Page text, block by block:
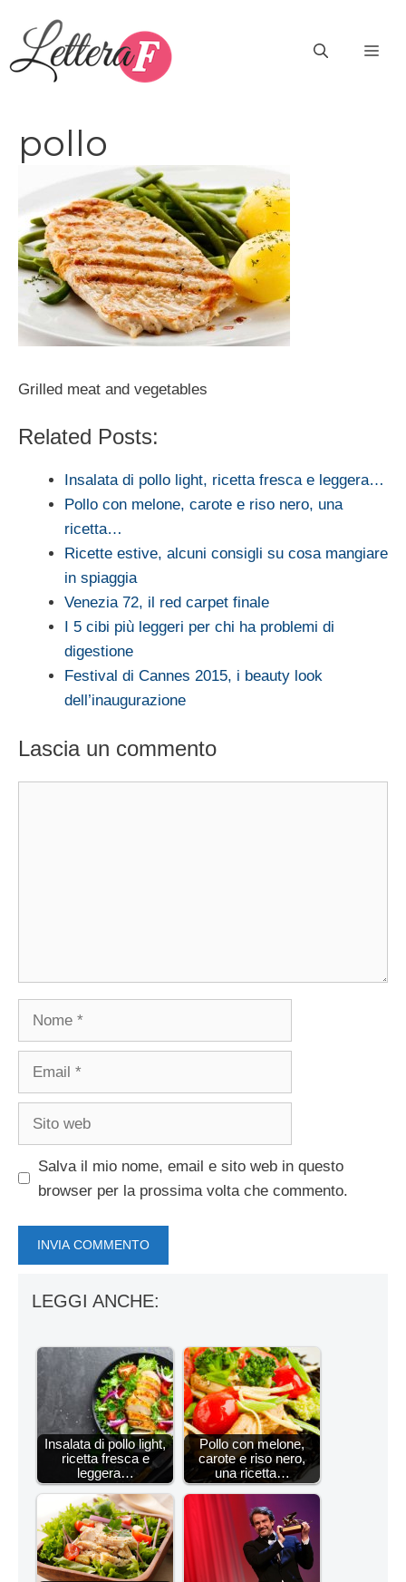
contenuto
pollo
Grilled meat and vegetables
Related Posts:
Insalata di pollo light, ricetta fresca e leggera…
Pollo con melone, carote e riso nero, una
ricetta…
Ricette estive, alcuni consigli su cosa mangiare
in spiaggia
Venezia 72, il red carpet finale
I 5 cibi più leggeri per chi ha problemi di
digestione
Festival di Cannes 2015, i beauty look
dell’inaugurazione
Lascia un commento
Salva il mio nome, email e sito web in questo
browser per la prossima volta che commento.
LEGGI ANCHE:
Insalata di pollo light,
ricetta fresca e
leggera…
Pollo con melone,
carote e riso nero,
una ricetta…